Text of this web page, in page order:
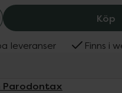
Köp
leveranser Finns i
Parodontax